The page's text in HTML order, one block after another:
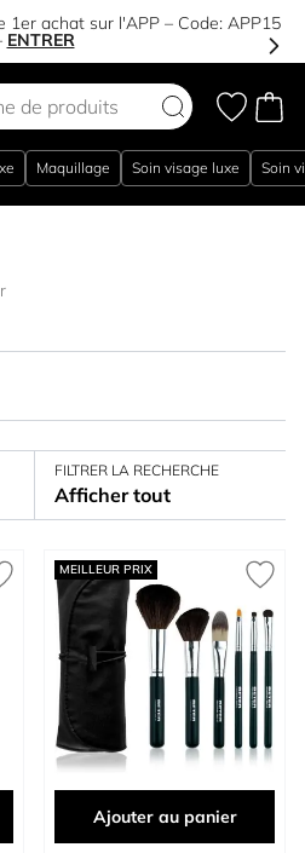
achat sur l'APP – Code: APP15
ENTRER
Maquillage Soin visage luxe Soin
FILTRER LA RECHERCHE
Afficher tout
MEILLEUR PRIX
Ajouter au panier